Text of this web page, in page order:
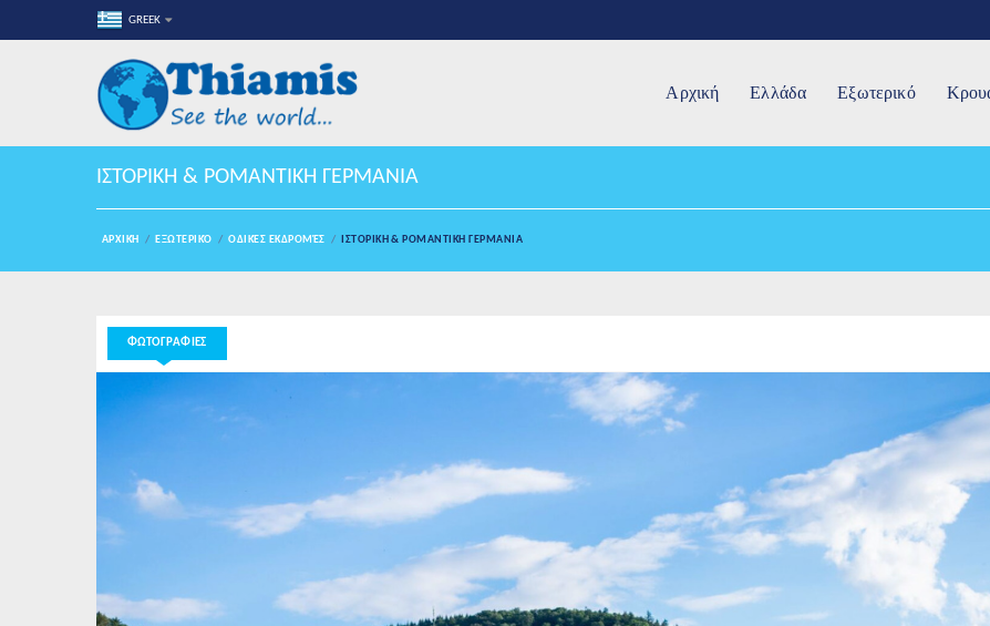
GREEK
Αρχική Ελλάδα Εξωτερικό
ΙΣΤΟΡΙΚΗ & ΡΟΜΑΝΤΙΚΗ ΓΕΡΜΑΝΙΑ
ΑΡΧΙΚΉ ΕΞΩΤΕΡΙΚΌ ΟΔΙΚΈΣ ΕΚΔΡΟΜΈΣ ΙΣΤΟΡΙΚΗ & ΡΟΜΑΝΤΙΚΗ ΓΕΡΜΑΝΙΑ
ΦΩΤΟΓΡΑΦΙΕΣ